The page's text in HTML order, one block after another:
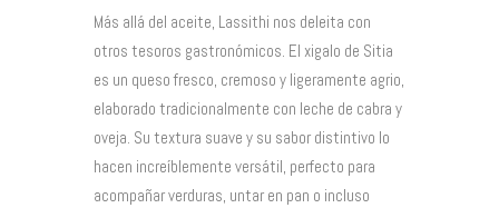
Más allá del aceite, Lassithi nos deleita con
otros tesoros gastronómicos. El xigalo de Sitia
es un queso fresco, cremoso y ligeramente agrio,
elaborado tradicionalmente con leche de cabra y
oveja. Su textura suave y su sabor distintivo lo
hacen increíblemente versátil, perfecto para
acompañar verduras, untar en pan o incluso